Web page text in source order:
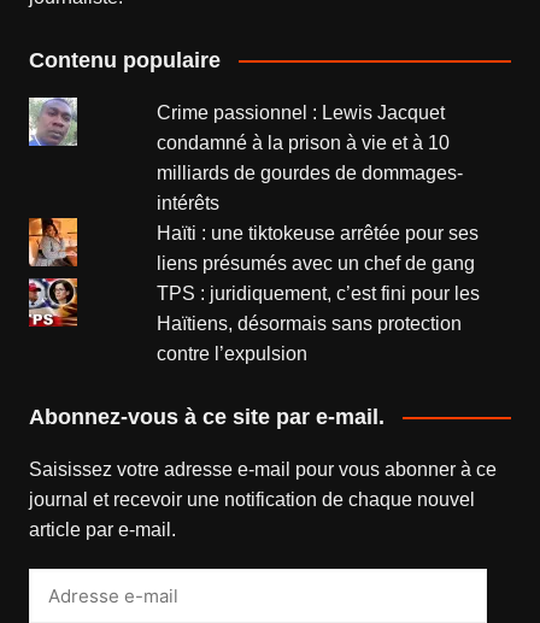
Contenu populaire
Crime passionnel : Lewis Jacquet
condamné à la prison à vie et à 10
milliards de gourdes de dommages-
intérêts
Haïti : une tiktokeuse arrêtée pour ses
liens présumés avec un chef de gang
TPS : juridiquement, c’est fini pour les
Haïtiens, désormais sans protection
contre l’expulsion
Abonnez-vous à ce site par e-mail.
Saisissez votre adresse e-mail pour vous abonner à ce
journal et recevoir une notification de chaque nouvel
article par e-mail.